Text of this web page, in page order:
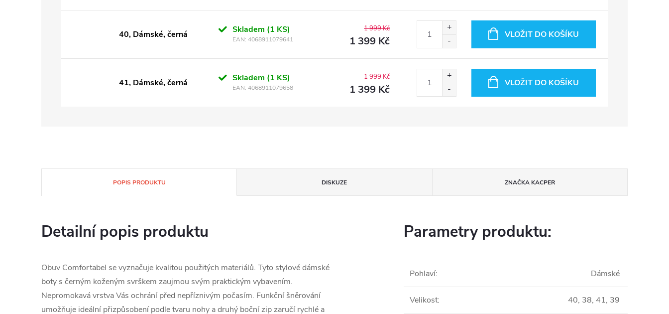
40, Dámské, černá Skladem (1 KS)
EAN: 4068911079641
1 999 Kč
1 399 Kč VLOŽIT DO KOŠÍKU
41, Dámské, černá Skladem (1 KS)
EAN: 4068911079658
1 999 Kč
1 399 Kč VLOŽIT DO KOŠÍKU
POPIS PRODUKTU DISKUZE ZNAČKAKACPER
Detailní popis produktu
Obuv Comfortabel se vyznačuje kvalitou použitých materiálů. Tyto stylové dámské
boty s černým koženým svrškem zaujmou svým praktickým vybavením.
Nepromokavá vrstva Vás ochrání před nepříznivým počasím. Funkční šněrování
umožňuje ideální přizpůsobení podle tvaru nohy a druhý boční zip zaručí rychlé a
Parametry produktu:
Pohlaví: Dámské
Velikost: 40, 38, 41, 39